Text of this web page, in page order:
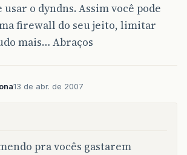
o dyndns. Assim você pode
firewall do seu jeito, limitar
mais… Abraços
13 de abr. de 2007
pra vocês gastarem